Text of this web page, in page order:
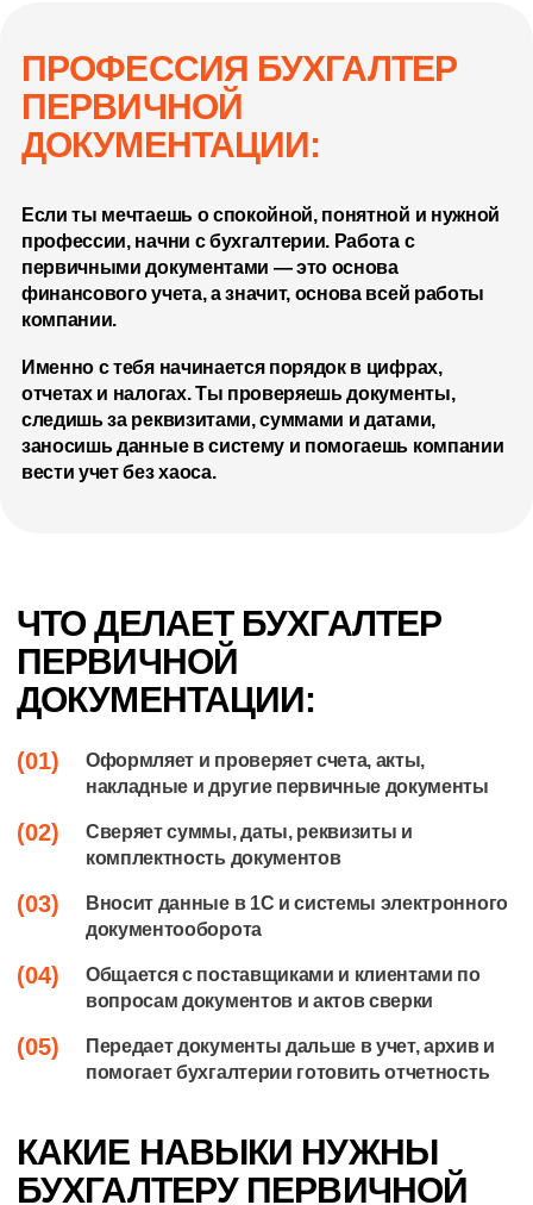
ПРОФЕССИЯ БУХГАЛТЕР
ПЕРВИЧНОЙ
ДОКУМЕНТАЦИИ:
Если ты мечтаешь о спокойной, понятной и нужной
профессии, начни с бухгалтерии. Работа с
первичными документами — это основа
финансового учета, а значит, основа всей работы
компании.
Именно с тебя начинается порядок в цифрах,
отчетах и налогах. Ты проверяешь документы,
следишь за реквизитами, суммами и датами,
заносишь данные в систему и помогаешь компании
вести учет без хаоса.
ЧТО ДЕЛАЕТ БУХГАЛТЕР
ПЕРВИЧНОЙ
ДОКУМЕНТАЦИИ:
(01)
Оформляет и проверяет счета, акты,
накладные и другие первичные документы
(02)
Сверяет суммы, даты, реквизиты и
комплектность документов
(03)
Вносит данные в 1С и системы электронного
документооборота
(04)
Общается с поставщиками и клиентами по
вопросам документов и актов сверки
(05)
Передает документы дальше в учет, архив и
помогает бухгалтерии готовить отчетность
КАКИЕ НАВЫКИ НУЖНЫ
БУХГАЛТЕРУ ПЕРВИЧНОЙ